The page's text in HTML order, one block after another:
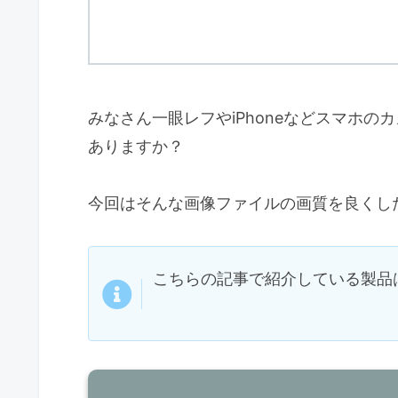
みなさん一眼レフやiPhoneなどスマホの
ありますか？
今回はそんな画像ファイルの画質を良く
こちらの記事で紹介している製品